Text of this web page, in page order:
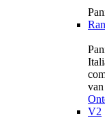
V2